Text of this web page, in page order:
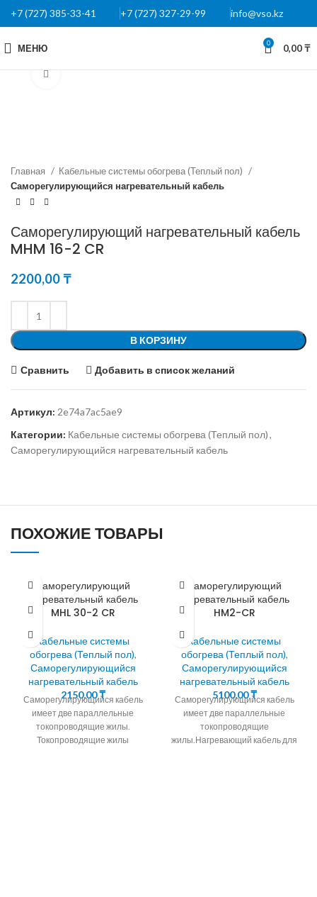
+7 (727) 385-33-41 +7 (727) 327-29-99 info@vso.kz
МЕНЮ 0 0,00₸
Главная
Кабельные системы обогрева (Теплый пол)
Саморегулирующийся нагревательный кабель
Саморегулирующий нагревательный кабель
MHM 16-2 CR
2200,00₸
В КОРЗИНУ
Сравнить Добавить в список желаний
Артикул: 2e74a7ac5ae9
Категории: Кабельные системы обогрева (Теплый пол),
Саморегулирующийся нагревательный кабель
ПОХОЖИЕ ТОВАРЫ
Саморегулирующий
нагревательный кабель
MHL 30-2 CR
Кабельные системы
обогрева (Теплый пол),
Саморегулирующийся
нагревательный кабель
2150,00₸
Саморегулирующийся кабель
имеет две параллельные
токопроводящие жилы.
Токопроводящие жилы
Саморегулирующий
нагревательный кабель
HM2-CR
Кабельные системы
обогрева (Теплый пол),
Саморегулирующийся
нагревательный кабель
5100,00₸
Саморегулирующийся кабель
имеет две параллельные
токопроводящие
жилы.Нагревающий кабель для